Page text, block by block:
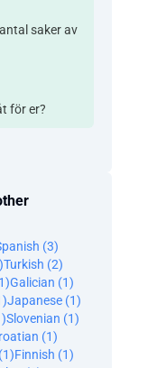
saker av
för er?
bröllop.
väsentlig
vad det
(3)
Turkish (2)
Galician (1)
Japanese (1)
Slovenian (1)
(1)
Finnish (1)